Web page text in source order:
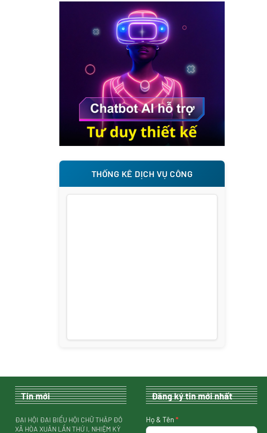
THỐNG KÊ DỊCH VỤ CÔNG
Tin mới
ĐẠI HỘI ĐẠI BIỂU HỘI CHỮ THẬP ĐỎ
XÃ HÒA XUÂN LẦN THỨ I, NHIỆM KỲ
Đăng ký tin mới nhất
nhận
tin
Họ & Tên*